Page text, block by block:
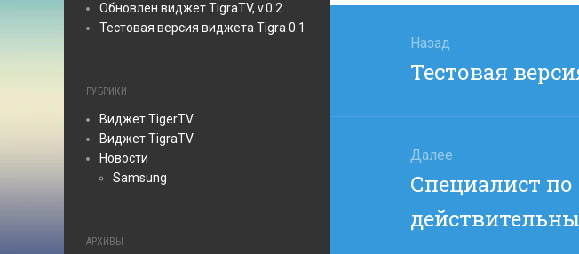
Обновлен виджет TigraTV, v.0.2
Тестовая версия виджетa Tigra 0.1
РУБРИКИ
Виджет TigerTV
Виджет TigraTV
Новости
Samsung
АРХИВЫ
записям
Назад
Предыдущая
Тестовая
Далее
Следующая
Специалист